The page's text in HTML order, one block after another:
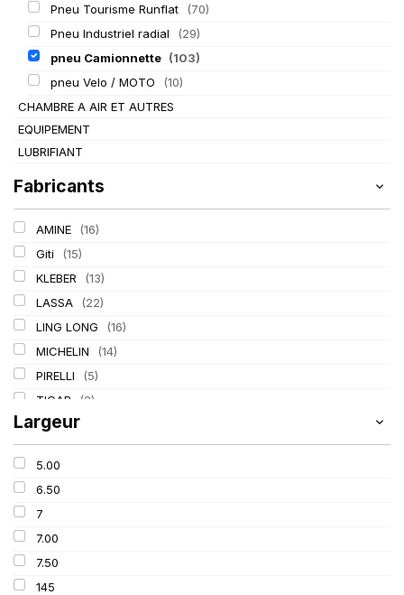
Pneu Tourisme Runflat
(70)
Pneu Industriel radial
(29)
pneu Camionnette (103)
pneu Velo / MOTO
(10)
CHAMBRE A AIR ET AUTRES
EQUIPEMENT
LUBRIFIANT
Fabricants
AMINE
(16)
Giti
(15)
KLEBER
(13)
LASSA
(22)
LING LONG
(16)
MICHELIN
(14)
PIRELLI
(5)
TIGAR
(2)
Largeur
5.00
6.50
7
7.00
7.50
145